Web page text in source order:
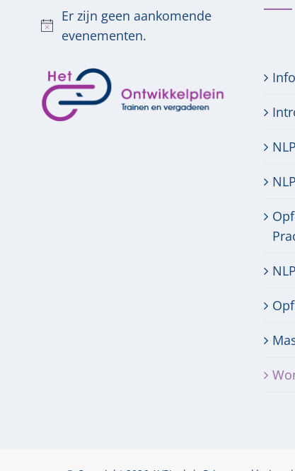
Bericht
Er zijn geen aankomende
evenementen.